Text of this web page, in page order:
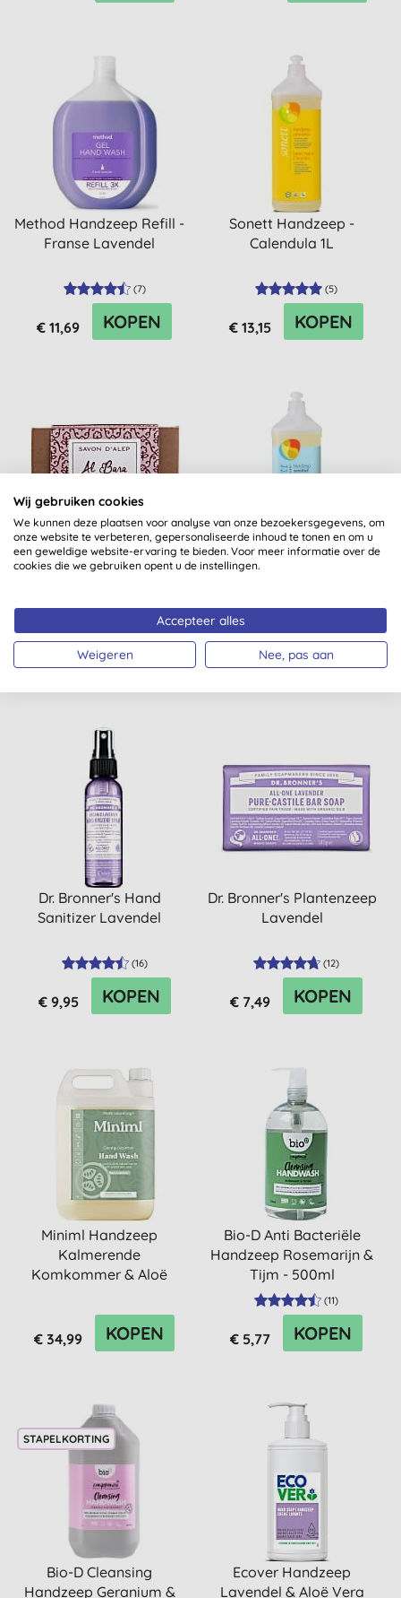
Method Handzeep Refill -
Franse Lavendel
(7)
€ 11,69 KOPEN
Sonett Handzeep -
Calendula 1L
(5)
€ 13,15 KOPEN
Al Bara Aleppo Zeep
€ 8,90 KOPEN
Sonett Handzeep -
€ 12,15 KOPEN
Dr. Bronner's Hand
Sanitizer Lavendel
(16)
€ 9,95 KOPEN
Dr. Bronner's Plantenzeep
Lavendel
(12)
€ 7,49 KOPEN
Miniml Handzeep
Kalmerende
Komkommer & Aloë
€ 34,99 KOPEN
Bio-D Anti Bacteriële
Handzeep Rosemarijn &
Tijm - 500ml
(11)
€ 5,77 KOPEN
STAPELKORTING
Bio-D Cleansing
Handzeep Geranium &
Ecover Handzeep
Lavendel & Aloë Vera
Wij gebruiken cookies
We kunnen deze plaatsen voor analyse van onze bezoekersgegevens, om
onze website te verbeteren, gepersonaliseerde inhoud te tonen en om u
een geweldige website-ervaring te bieden. Voor meer informatie over de
cookies die we gebruiken opent u de instellingen.
Accepteer alles
Weigeren Nee, pas aan